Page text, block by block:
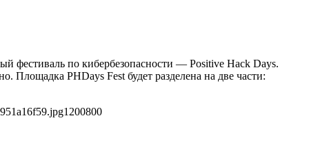
фестиваль по кибербезопасности — Positive Hack Days.
Площадка PHDays Fest будет разделена на две части:
1200800